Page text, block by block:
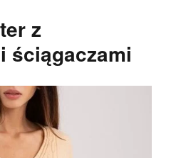
z
ściągaczami